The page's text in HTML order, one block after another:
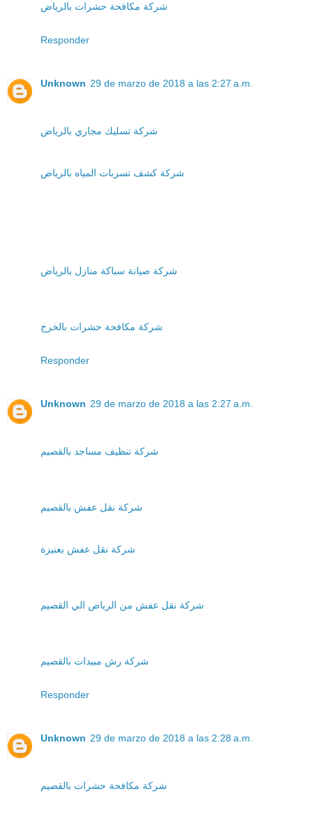
شركة مكافحة حشرات بالرياض
Responder
Unknown 29 de marzo de 2018 a las 2:27 a.m.
شركة تسليك مجاري بالرياض
شركة كشف تسربات المياه بالرياض
شركة صيانة سباكة منازل بالرياض
شركة مكافحة حشرات بالخرج
Responder
Unknown 29 de marzo de 2018 a las 2:27 a.m.
شركة تنظيف مساجد بالقصيم
شركة نقل عفش بالقصيم
شركة نقل عفش بعنيزة
شركة نقل عفش من الرياض الي القصيم
شركة رش مبيدات بالقصيم
Responder
Unknown 29 de marzo de 2018 a las 2:28 a.m.
شركة مكافحة حشرات بالقصيم